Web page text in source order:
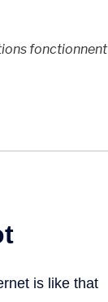
fonctionnent